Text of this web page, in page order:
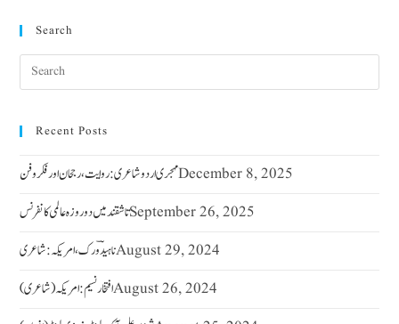
Search
Recent Posts
مہجری اردو شاعری : روایت ، رجحان اور فکر وفنDecember 8, 2025
تاشقند میں دو روزہ عالمی کانفرنسSeptember 26, 2025
ناہیدؔ ورک،امریکہ: شاعریAugust 29, 2024
افتخار نسیم: امریکہ(شاعری)August 26, 2024